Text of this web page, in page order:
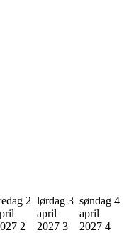
2
2
lørdag 3
april
2027 3
søndag 4
april
2027 4